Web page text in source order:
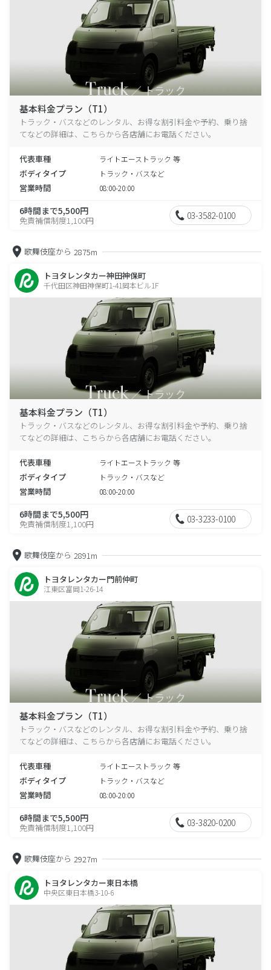
基本料金プラン（T1）
トラック・バスなどのレンタル、お得な割引料金や予約、乗り捨
てなどの詳細は、こちらから各店舗にお電話ください。
代表車種 ライトエーストラック 等
ボディタイプ トラック・バスなど
営業時間 08:00-20:00
6時間まで5,500円
免責補償制度1,100円 03-3582-0100
歌舞伎座から 2875m
トヨタレンタカー神田神保町
千代田区神田神保町1-41岡本ビル1F
基本料金プラン（T1）
トラック・バスなどのレンタル、お得な割引料金や予約、乗り捨
てなどの詳細は、こちらから各店舗にお電話ください。
代表車種 ライトエーストラック 等
ボディタイプ トラック・バスなど
営業時間 08:00-20:00
6時間まで5,500円
免責補償制度1,100円 03-3233-0100
歌舞伎座から 2891m
トヨタレンタカー門前仲町
江東区富岡1-26-14
基本料金プラン（T1）
トラック・バスなどのレンタル、お得な割引料金や予約、乗り捨
てなどの詳細は、こちらから各店舗にお電話ください。
代表車種 ライトエーストラック 等
ボディタイプ トラック・バスなど
営業時間 08:00-20:00
6時間まで5,500円
免責補償制度1,100円 03-3820-0200
歌舞伎座から 2927m
トヨタレンタカー東日本橋
中央区東日本橋3-10-6